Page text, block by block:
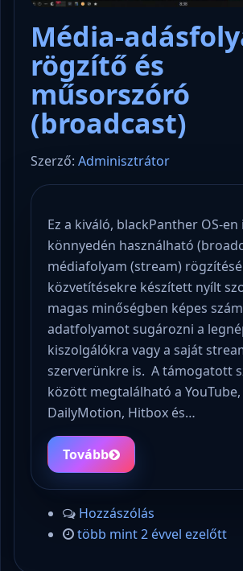
Média-
rögzítő és
műsorszóró
(broadcast)
Szerző: Adminisztrátor
Ez a kiváló, blackPanther OS-en
könnyedén használható
médiafolyam (stream)
közvetítésekre készített nyílt
magas minőségben képes
adatfolyamot sugározni a
kiszolgálókra vagy a saját
szerverünkre is. A támogatott
között megtalálható a YouTube,
DailyMotion, Hitbox és…
Tovább
Hozzászólás
több mint 2 évvel ezelőtt